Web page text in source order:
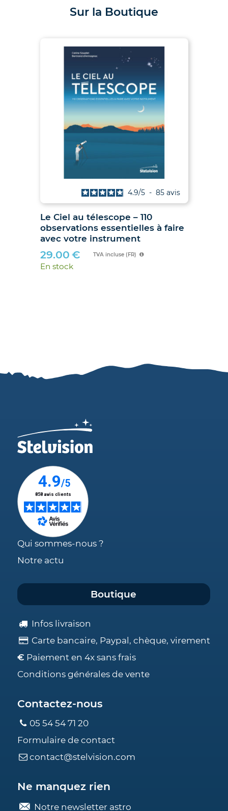
Sur la Boutique
Le Ciel au télescope – 110
observations essentielles à faire
avec votre instrument
4.9/5 - 85 avis
29.00 € TVA incluse (FR)
En stock
Qui sommes-nous ?
Notre actu
Boutique
Infos livraison
Carte bancaire, Paypal, chèque, virement
€ Paiement en 4x sans frais
Conditions générales de vente
Contactez-nous
05 54 54 71 20
Formulaire de contact
contact@stelvision.com
Ne manquez rien
Notre newsletter astro